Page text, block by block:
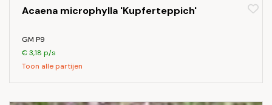
Acaena microphylla 'Kupferteppich'
GM P9
€ 3,18 p/s
Toon alle partijen